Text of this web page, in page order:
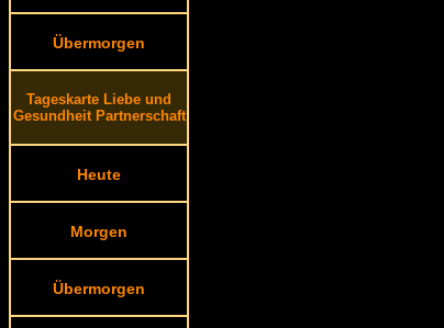
Übermorgen
Tageskarte Liebe und
Gesundheit Partnerschaft
Heute
Morgen
Übermorgen